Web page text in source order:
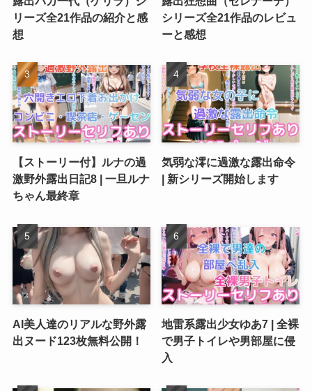
リーズ全21作品の紹介と感
想
シリーズ全21作品のレビュ
ーと感想
【ストーリー付】ルナの過
激野外露出日記8 | 一旦ルナ
ちゃん最終章
気弱な澪に過激な露出命令
| 新シリーズ開始します
AI美人達のリアルな野外露
出ヌード123枚無料公開！
地雷系露出少女ゆあ7 | 全裸
で男子トイレや男部屋に侵
入